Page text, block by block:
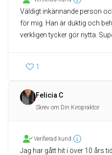
Väldigt inkännande person
för mig. Han är duktig och
verkligen tycker gör nytta.
1
Felicia C
Skrev om Din Kiropraktor
Verifierad kund
Jag har gått hit i över 10 års